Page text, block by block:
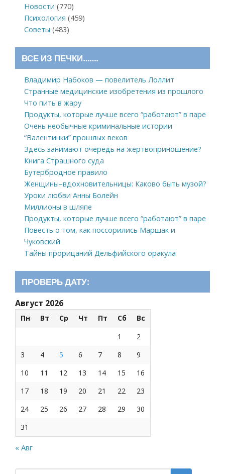
Новости (770)
Психология (459)
Советы (483)
ВСЕ ИЗ ПЕЧКИ…….
Владимир Набоков — повелитель Лоллит
Странные медицинские изобретения из прошлого
Что пить в жару
Продукты, которые лучше всего “работают” в паре
Очень необычные криминальные истории
“Валентинки” прошлых веков
Здесь занимают очередь на жертвоприношение?
Книга Страшного суда
Бутербродное правило
Женщины–вдохновительницы: Каково быть музой?
Уроки любви Анны Болейн
Миллионы в шляпе
Продукты, которые лучше всего “работают” в паре
Повесть о том, как поссорились Маршак и
Чуковский
Тайны прорицаний Дельфийского оракула
ПРОВЕРЬ ДАТУ:
Август 2026
Пн Вт Ср Чт Пт Сб
Вс
1
2
3
4 5 6 7 8
9
10
11 12 13 14 15
16
17
18 19 20 21 22
23
24
25 26 27 28 29
30
31
« Авг